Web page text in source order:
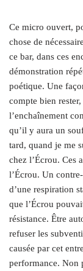
Ce micro ouvert,
chose de
ce bar, dans ces
démonstration
poétique. Une
compte bien
l’enchaînement
qu’il y aura un
tard, quand je me
chez l’Écrou. Ces
l’Écrou. Un
d’une respiration
que l’Écrou
résistance. Être
refuser les
causée par cet
performance. Non